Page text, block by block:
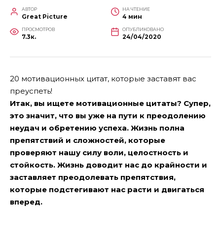
АВТОР
Great Picture
НА ЧТЕНИЕ
4 мин
ПРОСМОТРОВ
7.3к.
ОПУБЛИКОВАНО
24/04/2020
20 мотивационных цитат, которые заставят вас
преуспеть!
Итак, вы ищете мотивационные цитаты? Супер,
это значит, что вы уже на пути к преодолению
неудач и обретению успеха. Жизнь полна
препятствий и сложностей, которые
проверяют нашу силу воли, целостность и
стойкость. Жизнь доводит нас до крайности и
заставляет преодолевать препятствия,
которые подстегивают нас расти и двигаться
вперед.